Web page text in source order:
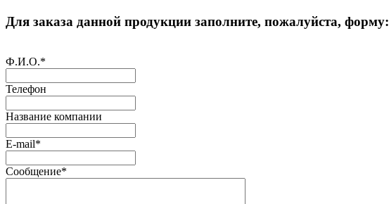
Для заказа данной продукции заполните, пожалуйста, форму:
Ф.И.О.*
Телефон
Название компании
E-mail*
Сообщение*